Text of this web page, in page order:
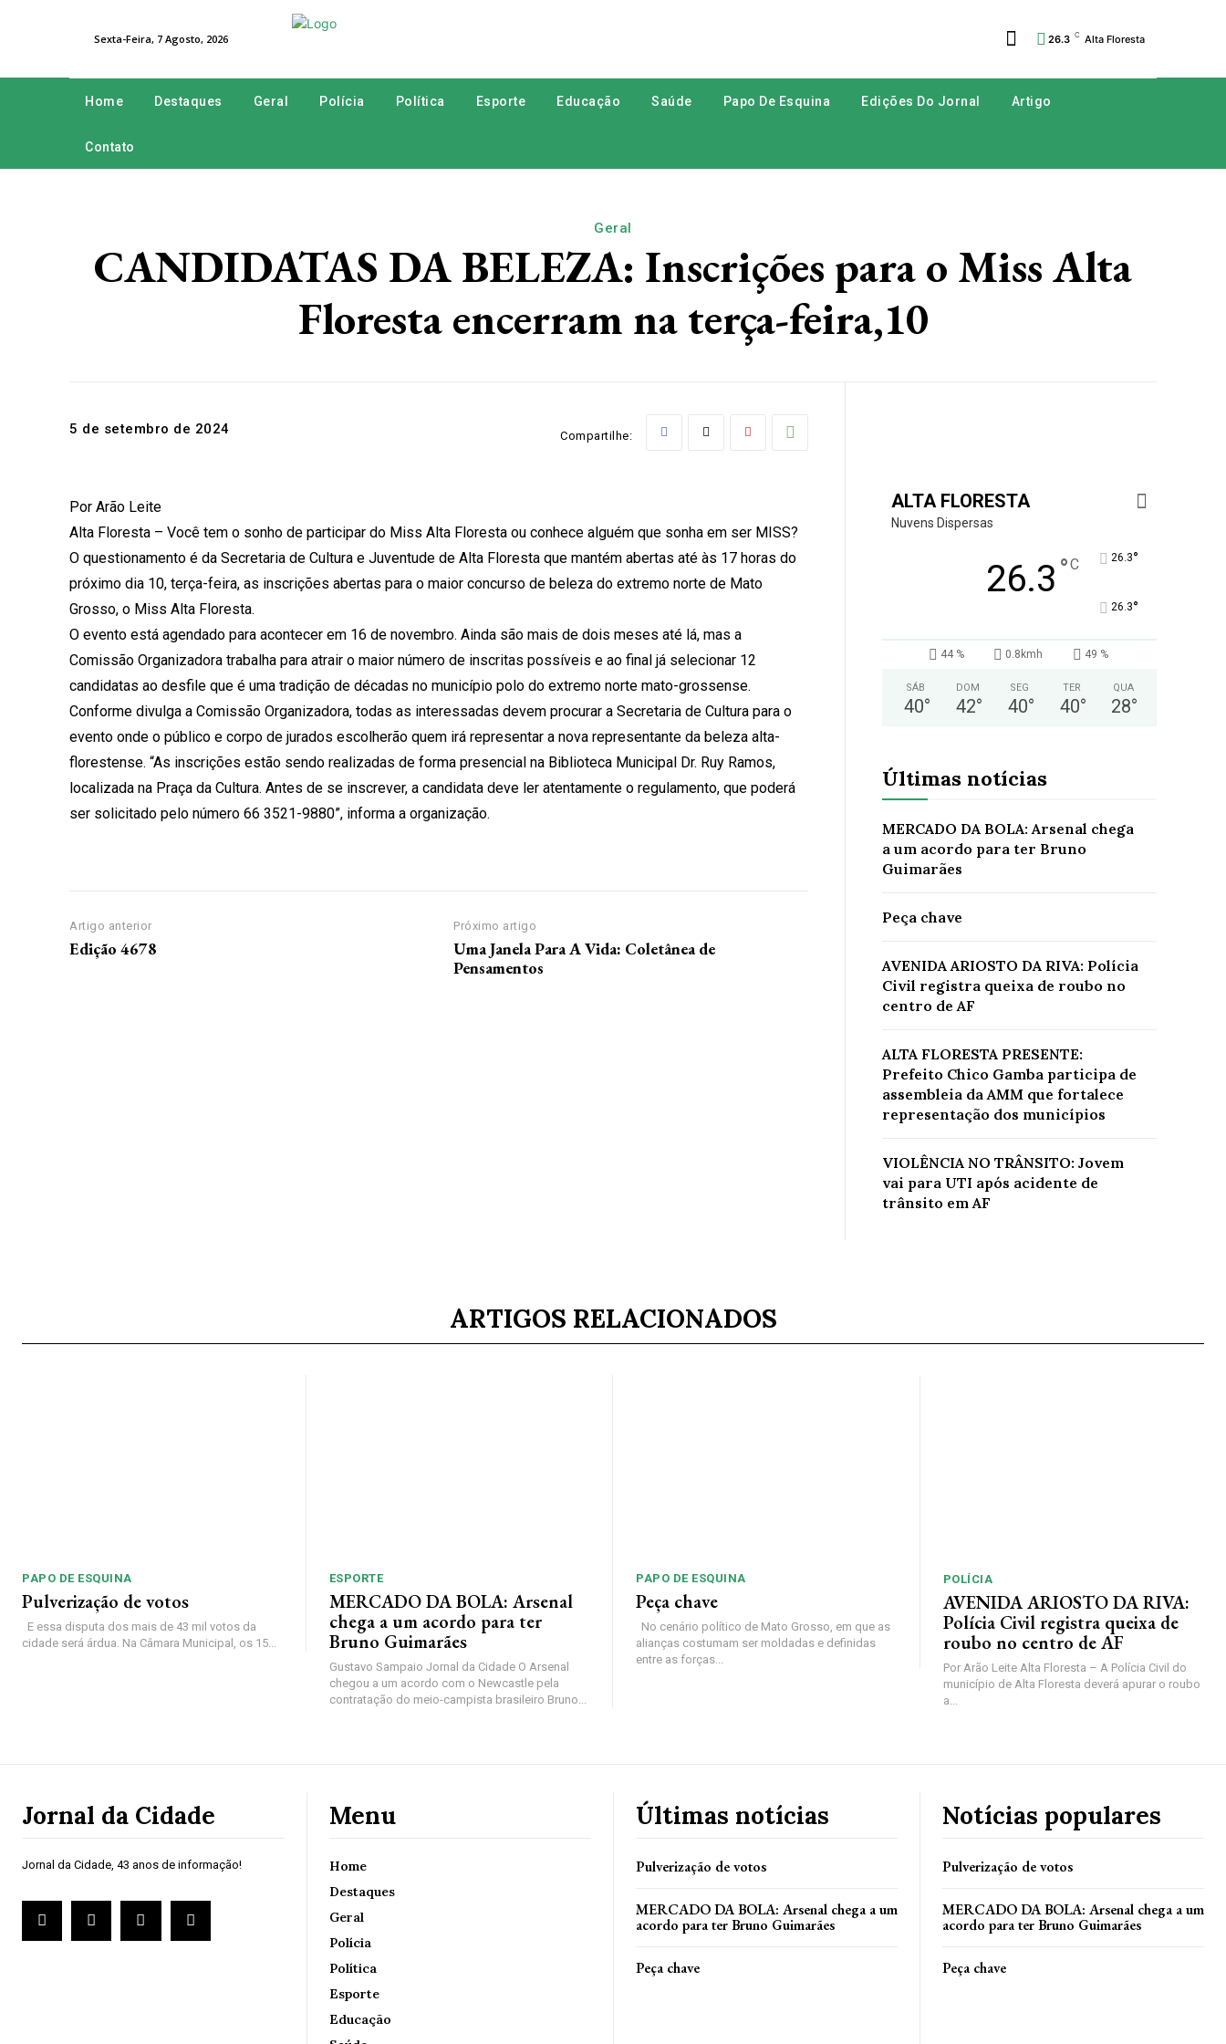
Sexta-Feira, 7 Agosto, 2026 26.3 C Alta Floresta
Home Destaques Geral Polícia Política Esporte Educação Saúde Papo De Esquina Edições Do Jornal Artigo
Contato
Geral
CANDIDATAS DA BELEZA: Inscrições para o Miss Alta
Floresta encerram na terça-feira,10
5 de setembro de 2024 Compartilhe:
Por Arão Leite
Alta Floresta – Você tem o sonho de participar do Miss Alta Floresta ou conhece alguém que sonha em ser MISS?
O questionamento é da Secretaria de Cultura e Juventude de Alta Floresta que mantém abertas até às 17 horas do
próximo dia 10, terça-feira, as inscrições abertas para o maior concurso de beleza do extremo norte de Mato
Grosso, o Miss Alta Floresta.
O evento está agendado para acontecer em 16 de novembro. Ainda são mais de dois meses até lá, mas a
Comissão Organizadora trabalha para atrair o maior número de inscritas possíveis e ao final já selecionar 12
candidatas ao desfile que é uma tradição de décadas no município polo do extremo norte mato-grossense.
Conforme divulga a Comissão Organizadora, todas as interessadas devem procurar a Secretaria de Cultura para o
evento onde o público e corpo de jurados escolherão quem irá representar a nova representante da beleza alta-
florestense. “As inscrições estão sendo realizadas de forma presencial na Biblioteca Municipal Dr. Ruy Ramos,
localizada na Praça da Cultura. Antes de se inscrever, a candidata deve ler atentamente o regulamento, que poderá
ser solicitado pelo número 66 3521-9880”, informa a organização.
Artigo anterior
Edição 4678
Próximo artigo
Uma Janela Para A Vida: Coletânea de
Pensamentos
ALTA FLORESTA
Nuvens Dispersas
26.3 °C 26.3°
26.3°
44 % 0.8kmh 49 %
SÁB
40°
DOM
42°
SEG
40°
TER
40°
QUA
28°
Últimas notícias
MERCADO DA BOLA: Arsenal chega
a um acordo para ter Bruno
Guimarães
Peça chave
AVENIDA ARIOSTO DA RIVA: Polícia
Civil registra queixa de roubo no
centro de AF
ALTA FLORESTA PRESENTE:
Prefeito Chico Gamba participa de
assembleia da AMM que fortalece
representação dos municípios
VIOLÊNCIA NO TRÂNSITO: Jovem
vai para UTI após acidente de
trânsito em AF
ARTIGOS RELACIONADOS
PAPO DE ESQUINA
Pulverização de votos
E essa disputa dos mais de 43 mil votos da
cidade será árdua. Na Câmara Municipal, os 15...
ESPORTE
MERCADO DA BOLA: Arsenal
chega a um acordo para ter
Bruno Guimarães
Gustavo Sampaio Jornal da Cidade O Arsenal
chegou a um acordo com o Newcastle pela
contratação do meio-campista brasileiro Bruno...
PAPO DE ESQUINA
Peça chave
No cenário político de Mato Grosso, em que as
alianças costumam ser moldadas e definidas
entre as forças...
POLÍCIA
AVENIDA ARIOSTO DA RIVA:
Polícia Civil registra queixa de
roubo no centro de AF
Por Arão Leite Alta Floresta – A Polícia Civil do
município de Alta Floresta deverá apurar o roubo
a...
Jornal da Cidade
Jornal da Cidade, 43 anos de informação!
Menu
Home
Destaques
Geral
Polícia
Política
Esporte
Educação
Últimas notícias
Pulverização de votos
MERCADO DA BOLA: Arsenal chega a um
acordo para ter Bruno Guimarães
Peça chave
Notícias populares
Pulverização de votos
MERCADO DA BOLA: Arsenal chega a um
acordo para ter Bruno Guimarães
Peça chave